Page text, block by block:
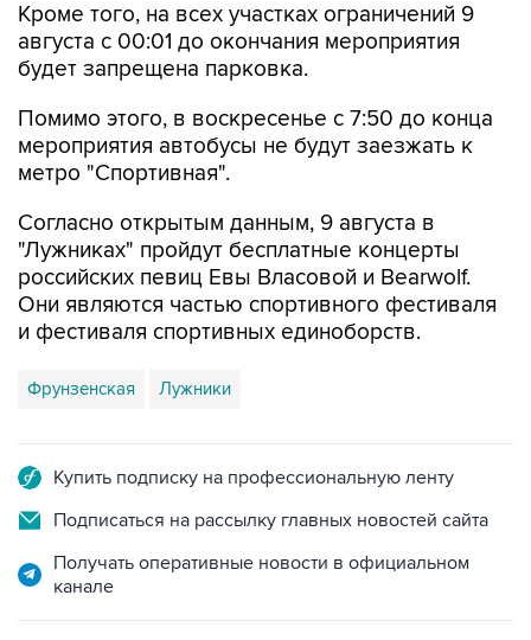
Кроме того, на всех участках ограничений 9
августа с 00:01 до окончания мероприятия
будет запрещена парковка.
Помимо этого, в воскресенье с 7:50 до конца
мероприятия автобусы не будут заезжать к
метро "Спортивная".
Согласно открытым данным, 9 августа в
"Лужниках" пройдут бесплатные концерты
российских певиц Евы Власовой и Bearwolf.
Они являются частью спортивного фестиваля
и фестиваля спортивных единоборств.
Фрунзенская Лужники
Купить подписку на профессиональную ленту
Подписаться на рассылку главных новостей сайта
Получать оперативные новости в официальном
канале